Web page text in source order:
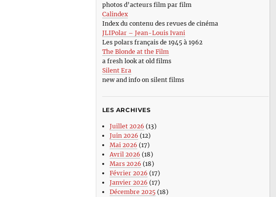
photos d’acteurs film par film
Calindex
Index du contenu des revues de cinéma
JLIPolar – Jean-Louis Ivani
Les polars français de 1945 à 1962
The Blonde at the Film
a fresh look at old films
Silent Era
new and info on silent films
LES ARCHIVES
Juillet 2026 (13)
Juin 2026 (12)
Mai 2026 (17)
Avril 2026 (18)
Mars 2026 (18)
Février 2026 (17)
Janvier 2026 (17)
Décembre 2025(18)